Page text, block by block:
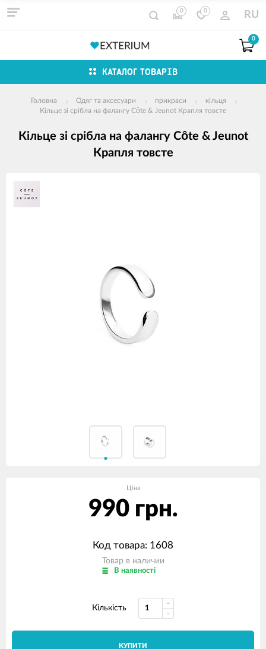
0 0 RU
0
КАТАЛОГ ТОВАРІВ
Головна Одяг та аксесуари прикраси
кільця
Кільце зі срібла на фалангу Côte & Jeunot Крапля товсте
Кільце зі срібла на фалангу Côte & Jeunot
Крапля товсте
продуктів
Ціна
990 грн.
Код товара: 1608
Товар в наличии
В наявності
Кількість
КУПИТИ